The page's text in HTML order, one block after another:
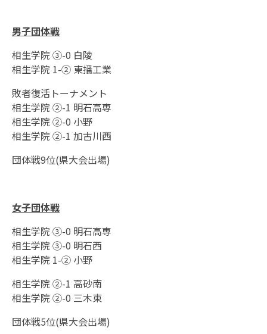
男子団体戦
相生学院 ③-0 白陵
相生学院 1-② 東播工業
敗者復活トーナメント
相生学院 ②-1 明石高専
相生学院 ②-0 小野
相生学院 ②-1 加古川西
団体戦9位(県大会出場)
女子団体戦
相生学院 ③-0 明石高専
相生学院 ③-0 明石西
相生学院 1-② 小野
相生学院 ②-1 高砂南
相生学院 ②-0 三木東
団体戦5位(県大会出場)